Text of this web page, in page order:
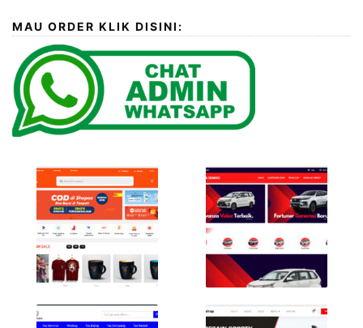
MAU ORDER KLIK DISINI: